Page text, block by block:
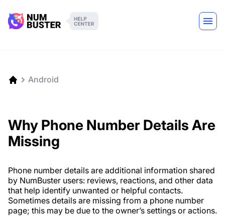
Android
Why Phone Number Details Are
Missing
Phone number details are additional information shared
by NumBuster users: reviews, reactions, and other data
that help identify unwanted or helpful contacts.
Sometimes details are missing from a phone number
page; this may be due to the owner’s settings or actions.